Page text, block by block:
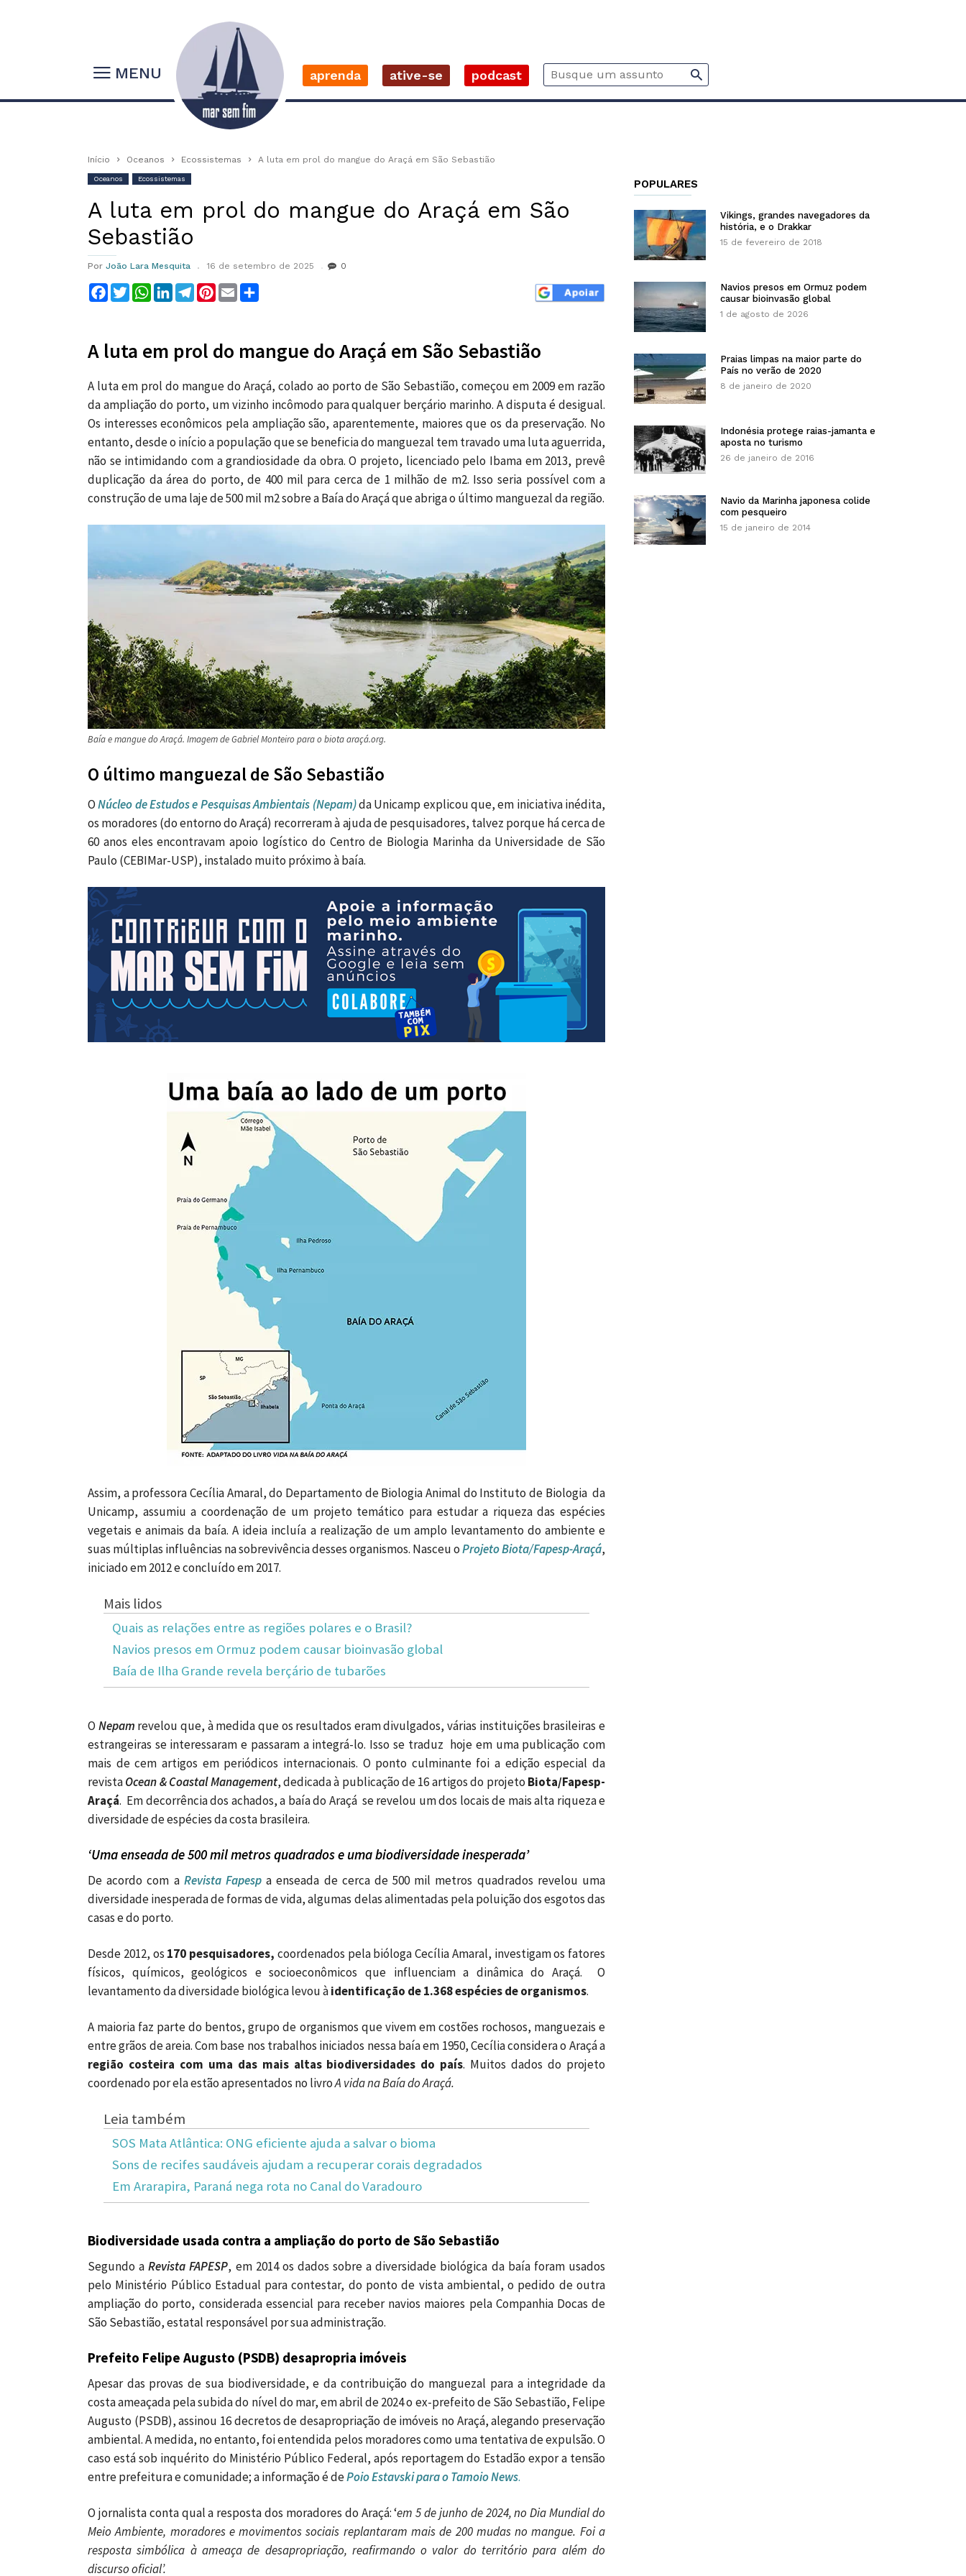
MENU aprenda ative-se podcast
Início Oceanos Ecossistemas A luta em prol do mangue do Araçá em São Sebastião
Oceanos Ecossistemas
A luta em prol do mangue do Araçá em São
Sebastião
Por João Lara Mesquita 16 de setembro de 2025 0
Facebook
TwitterWhatsApp
LinkedInTelegram
Pinterest
Email
A luta em prol do mangue do Araçá em São Sebastião
A luta em prol do mangue do Araçá, colado ao porto de São Sebastião, começou em 2009 em razão
da ampliação do porto, um vizinho incômodo para qualquer berçário marinho. A disputa é desigual.
Os interesses econômicos pela ampliação são, aparentemente, maiores que os da preservação. No
entanto, desde o início a população que se beneficia do manguezal tem travado uma luta aguerrida,
não se intimidando com a grandiosidade da obra. O projeto, licenciado pelo Ibama em 2013, prevê
duplicação da área do porto, de 400 mil para cerca de 1 milhão de m2. Isso seria possível com a
construção de uma laje de 500 mil m2 sobre a Baía do Araçá que abriga o último manguezal da região.
Baía e mangue do Araçá. Imagem de Gabriel Monteiro para o biota araçá.org.
O último manguezal de São Sebastião
ONúcleo de Estudos e Pesquisas Ambientais (Nepam)da Unicamp explicou que, em iniciativa inédita,
os moradores (do entorno do Araçá) recorreram à ajuda de pesquisadores, talvez porque há cerca de
60 anos eles encontravam apoio logístico do Centro de Biologia Marinha da Universidade de São
Paulo (CEBIMar-USP), instalado muito próximo à baía.
Assim, aprofessora Cecília Amaral, do Departamento de Biologia Animal do Instituto de Biologia da
Unicamp, assumiu a coordenação de um projeto temático para estudar a riqueza das espécies
vegetais e animais da baía. A ideia incluía a realização de um amplo levantamento do ambiente e
suas múltiplas influências na sobrevivência desses organismos. Nasceu oProjeto Biota/Fapesp-Araçá,
iniciado em 2012 e concluído em 2017.
Mais lidos
Quais as relações entre as regiões polares e o Brasil?
Navios presos em Ormuz podem causar bioinvasão global
Baía de Ilha Grande revela berçário de tubarões
O Nepam revelou que, àmedida que os resultados eram divulgados, várias instituições brasileiras e
estrangeiras se interessaram e passaram a integrá-lo. Isso se traduz hoje em uma publicação com
mais de cem artigos em periódicos internacionais. O ponto culminante foi a edição especial da
revistaOcean & Coastal Management, dedicada à publicação de 16 artigos do projeto Biota/Fapesp-
Araçá. Em decorrência dos achados, a baía do Araçá se revelou um dos locais de mais alta riqueza e
diversidade de espécies da costa brasileira.
‘Uma enseada de 500 mil metros quadrados e uma biodiversidade inesperada’
De acordo com a Revista Fapesp a enseada de cerca de 500 mil metros quadrados revelou uma
diversidade inesperada de formas de vida, algumas delas alimentadas pela poluição dos esgotos das
casas e do porto.
Desde 2012, os 170 pesquisadores, coordenados pela bióloga Cecília Amaral, investigam os fatores
físicos, químicos, geológicos e socioeconômicos que influenciam a dinâmica do Araçá. O
levantamento da diversidade biológica levou àidentificação de 1.368 espécies de organismos.
A maioria faz parte do bentos, grupo de organismos que vivem em costões rochosos, manguezais e
entre grãos de areia. Com base nos trabalhos iniciados nessa baía em 1950, Cecília considera o Araçá a
região costeira com uma das mais altas biodiversidades do país. Muitos dados do projeto
coordenado por ela estão apresentados no livroA vida na Baía do Araçá.
Leia também
SOS Mata Atlântica: ONG eficiente ajuda a salvar o bioma
Sons de recifes saudáveis ajudam a recuperar corais degradados
Em Ararapira, Paraná nega rota no Canal do Varadouro
Biodiversidade usada contra a ampliação do porto de São Sebastião
Segundo aRevista FAPESP, em 2014 os dados sobre a diversidade biológica da baía foram usados
pelo Ministério Público Estadual para contestar, do ponto de vista ambiental, o pedido de outra
ampliação do porto, considerada essencial para receber navios maiores pela Companhia Docas de
São Sebastião, estatal responsável por sua administração.
Prefeito Felipe Augusto (PSDB) desapropria imóveis
Apesar das provas de sua biodiversidade, e da contribuição do manguezal para a integridade da
costa ameaçada pela subida do nível do mar, em abril de 2024 o ex-prefeito de São Sebastião, Felipe
Augusto (PSDB), assinou 16 decretos de desapropriação de imóveis no Araçá, alegando preservação
ambiental. A medida, no entanto, foi entendida pelos moradores como uma tentativa de expulsão. O
caso está sob inquérito do Ministério Público Federal, após reportagem do Estadão expor a tensão
entre prefeitura e comunidade; a informação é dePoioEstavski para o Tamoio News.
O jornalista conta qual a resposta dos moradores do Araçá: ‘em 5 de junho de 2024, no Dia Mundial do
Meio Ambiente, moradores e movimentos sociais replantaram mais de 200 mudas no mangue. Foi a
resposta simbólica à ameaça de desapropriação, reafirmando o valor do território para além do
discurso oficial’.
POPULARES
Vikings, grandes navegadores da
história, e o Drakkar
15 de fevereiro de 2018
Navios presos em Ormuz podem
causar bioinvasão global
1 de agosto de 2026
Praias limpas na maior parte do
País no verão de 2020
8 de janeiro de 2020
Indonésia protege raias-jamanta e
aposta no turismo
26 de janeiro de 2016
Navio da Marinha japonesa colide
com pesqueiro
15 de janeiro de 2014